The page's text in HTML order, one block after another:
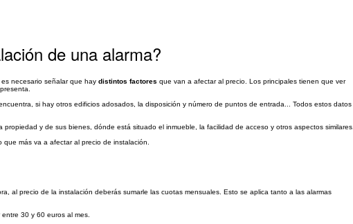
de una alarma?
necesario señalar que hay distintos factores que van a afectar al precio. Los principales tienen que ver
si hay otros edificios adosados, la disposición y número de puntos de entrada... Todos estos datos
propiedad y de sus bienes, dónde está situado el inmueble, la facilidad de acceso y otros aspectos similares.
que más va a afectar al precio de instalación.
al precio de la instalación deberás sumarle las cuotas mensuales. Esto se aplica tanto a las alarmas
30 y 60 euros al mes.